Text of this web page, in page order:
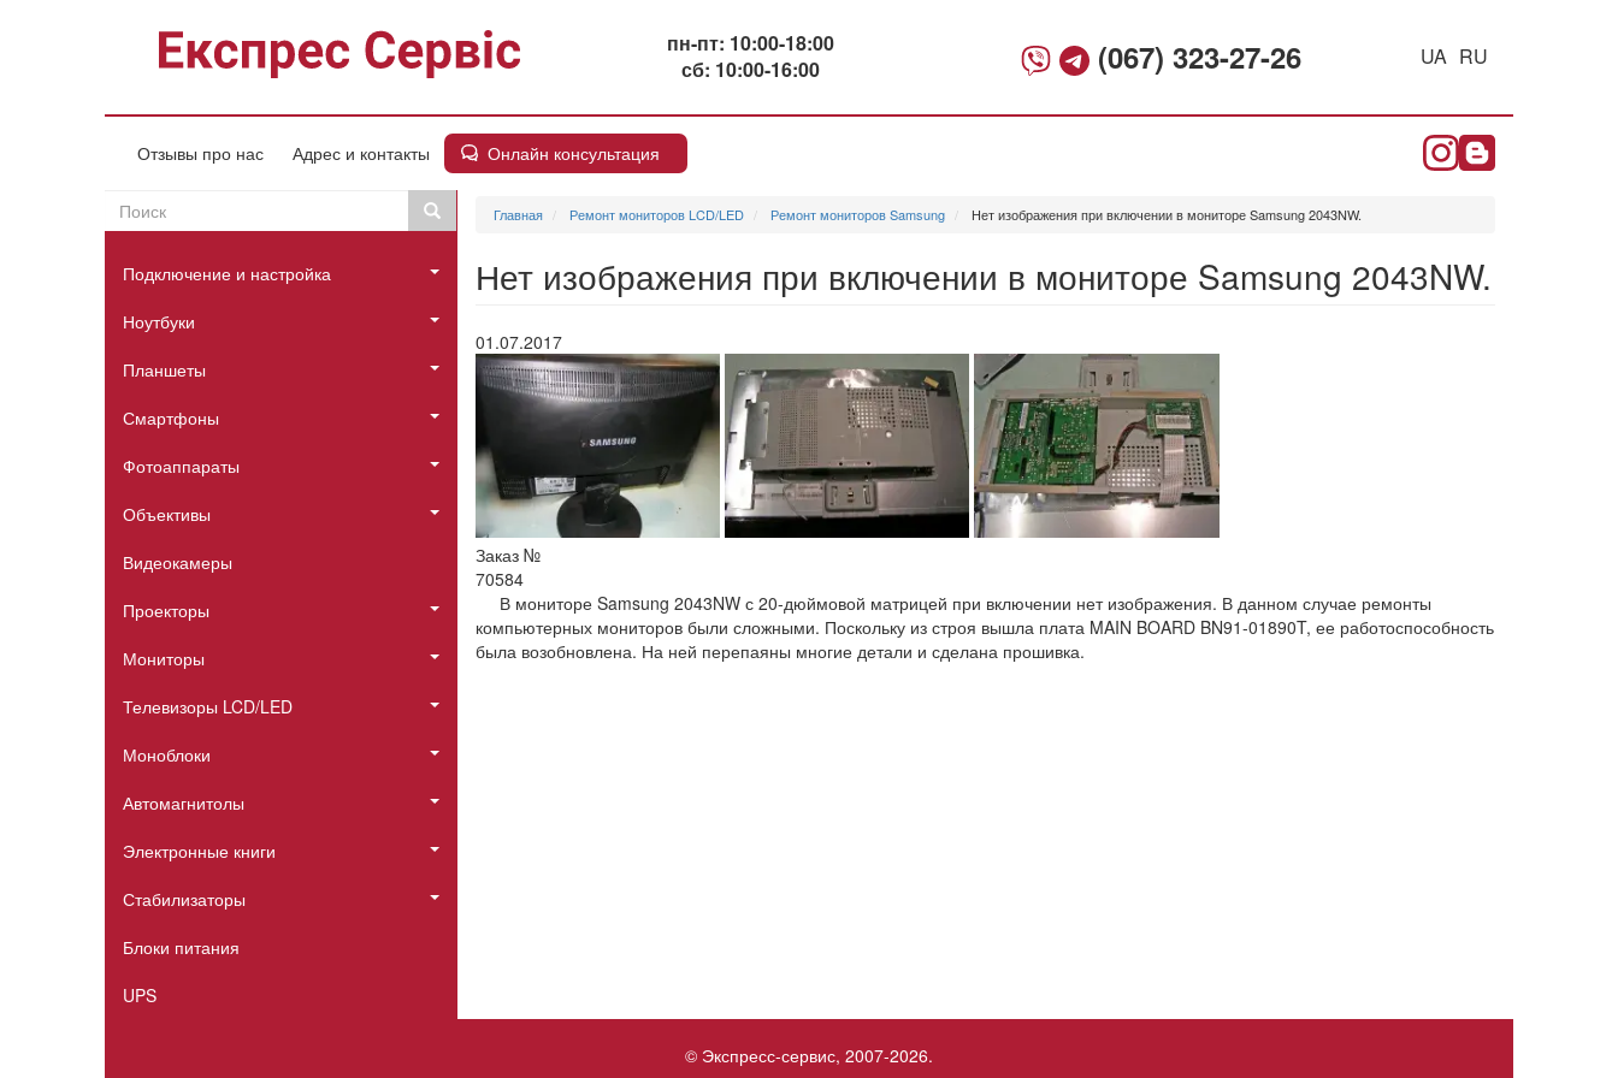
пн-пт: 10:00-18:00
сб: 10:00-16:00
(067) 323-27-26 UA RU
Отзывы про нас Адрес и контакты Онлайн консультация
Пошукова
форма
Поиск Поиск
Головне
меню
Подключение и настройка
Ноутбуки
Планшеты
Смартфоны
Фотоаппараты
Объективы
Видеокамеры
Проекторы
Мониторы
Телевизоры LCD/LED
Моноблоки
Автомагнитолы
Электронные книги
Стабилизаторы
Блоки питания
UPS
Главная Ремонт мониторов LCD/LED Ремонт мониторов Samsung Нет изображения при включении в мониторе Samsung 2043NW.
Нет изображения при включении в мониторе Samsung 2043NW.
01.07.2017
Заказ №
70584
В мониторе Samsung 2043NW с 20-дюймовой матрицей при включении нет изображения. В данном случае ремонты
компьютерных мониторов были сложными. Поскольку из строя вышла плата MAIN BOARD BN91-01890T, ее работоспособность
была возобновлена. На ней перепаяны многие детали и сделана прошивка.
© Экспресс-сервис, 2007-2026.